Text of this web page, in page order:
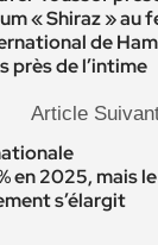
« Shiraz » au
de
près de l’intime
Article
en 2025, mais le
s’élargit